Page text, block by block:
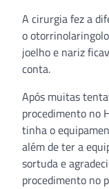
A cirurgia fez a
o
joelho e nariz
conta.
Após muitas
procedimento no
tinha o
além de ter a
sortuda e
procedimento no